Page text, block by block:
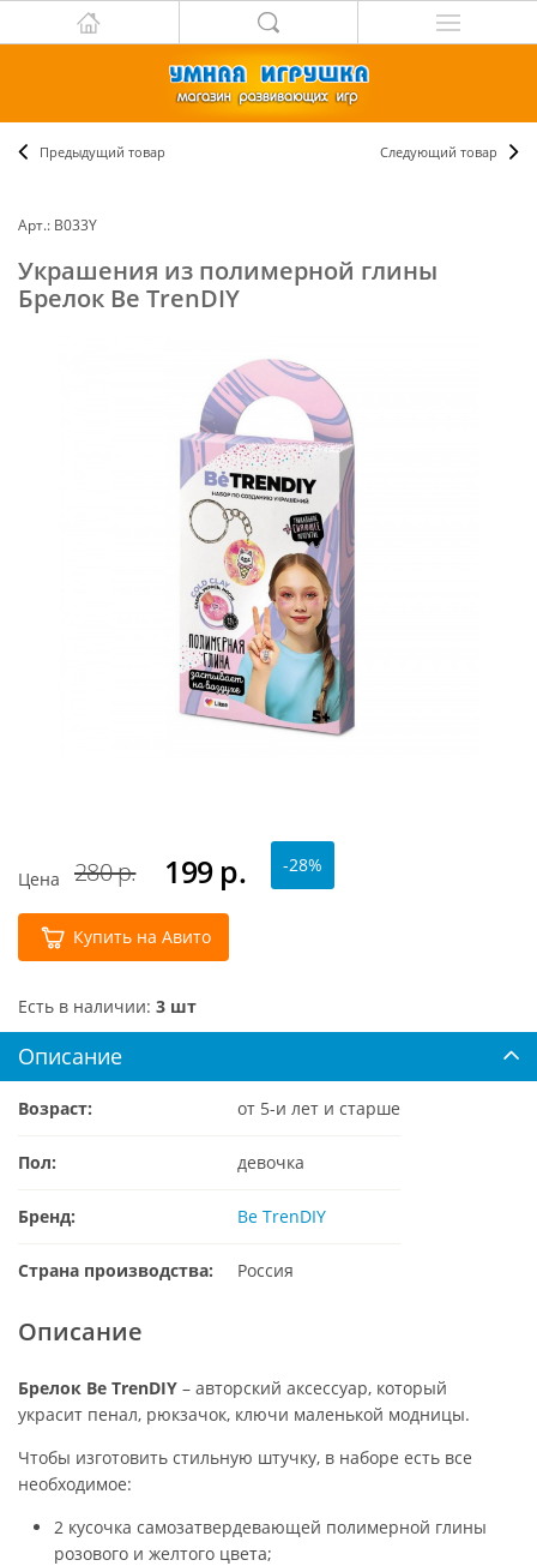
Предыдущий товар Следующий товар
Арт.: B033Y
Украшения из полимерной глины
Брелок Be TrenDIY
Цена 280 р. 199 р. -28%
Купить на Авито
Есть в наличии: 3 шт
Описание
Возраст: от 5-и лет и старше
Пол: девочка
Бренд: Be TrenDIY
Страна производства: Россия
Описание
Брелок Be TrenDIY – авторский аксессуар, который
украсит пенал, рюкзачок, ключи маленькой модницы.
Чтобы изготовить стильную штучку, в наборе есть все
необходимое:
2 кусочка самозатвердевающей полимерной глины
розового и желтого цвета;